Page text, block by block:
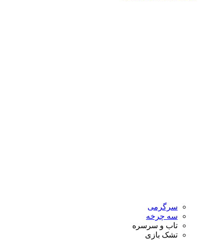
سرگرمی
سه چرخه
تاب و سرسره
تشک بازی